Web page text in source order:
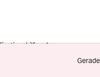
oder